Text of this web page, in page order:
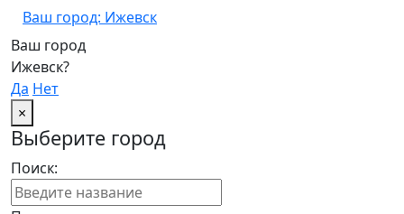
Ваш город: Ижевск
Ваш город
Ижевск?
Да Нет
×
Выберите город
Поиск: